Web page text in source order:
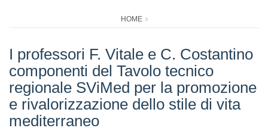
HOME
I professori F. Vitale e C. Costantino
componenti del Tavolo tecnico
regionale SViMed per la promozione
e rivalorizzazione dello stile di vita
mediterraneo